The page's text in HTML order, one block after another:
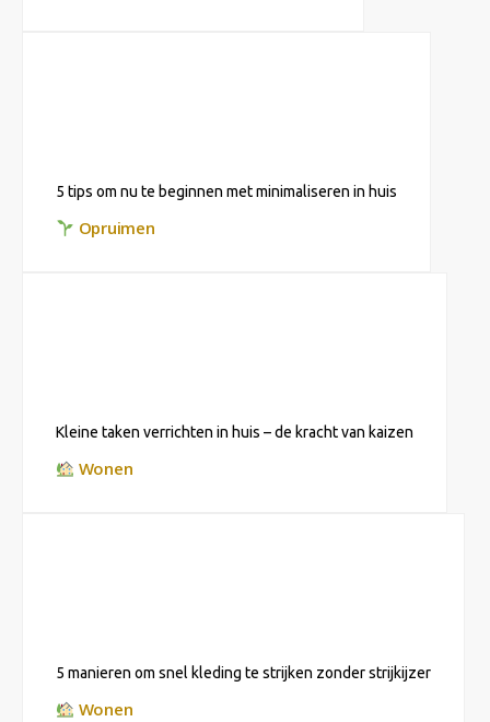
5 tips om nu te beginnen met minimaliseren in huis
Opruimen
Kleine taken verrichten in huis – de kracht van kaizen
Wonen
5 manieren om snel kleding te strijken zonder strijkijzer
Wonen